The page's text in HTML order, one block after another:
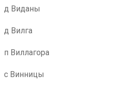
д Виданы
д Вилга
п Виллагора
с Винницы